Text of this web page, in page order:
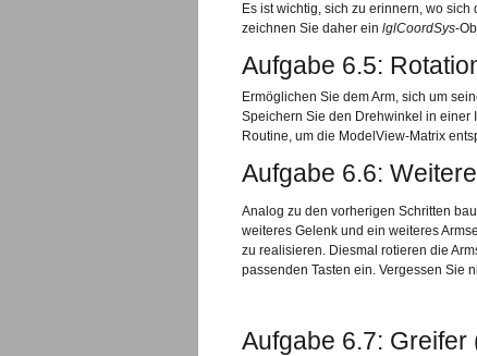
Es ist wichtig, sich zu erinnern, wo
zeichnen Sie daher ein lglCoordSys-
Aufgabe 6.5:
Ermöglichen Sie dem Arm, sich um
Speichern Sie den Drehwinkel in einer
Routine, um die ModelView-Matrix
Aufgabe 6.6:
Analog zu den vorherigen Schritten
weiteres Gelenk und ein weiteres
zu realisieren. Diesmal rotieren die
passenden Tasten ein. Vergessen Sie
Aufgabe 6.7: Greifer